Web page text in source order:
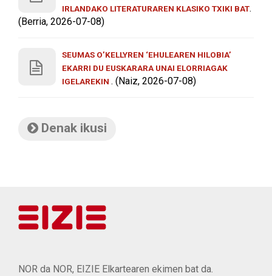
IRLANDAKO LITERATURAREN KLASIKO TXIKI BAT.
(Berria, 2026-07-08)
SEUMAS O’KELLYREN ‘EHULEAREN HILOBIA’
EKARRI DU EUSKARARA UNAI ELORRIAGAK
IGELAREKIN . (Naiz, 2026-07-08)
Denak ikusi
NOR da NOR, EIZIE Elkartearen ekimen bat da.